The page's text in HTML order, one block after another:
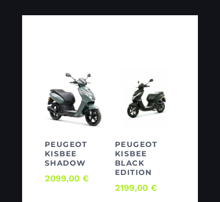
PEUGEOT
KISBEE
SHADOW
2099,00 €
PEUGEOT
KISBEE
BLACK
EDITION
2199,00 €